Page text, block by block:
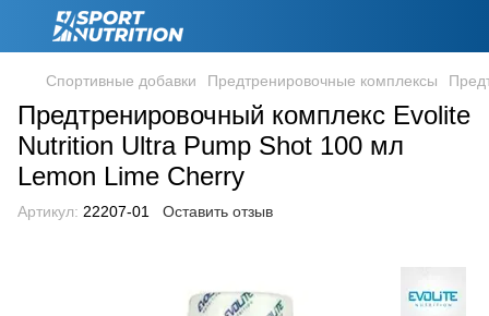
Спортивные добавки Предтренировочные комплексы
Предтренировочный комплекс Evolite
Nutrition Ultra Pump Shot 100 мл
Lemon Lime Cherry
Артикул: 22207-01 Оставить отзыв